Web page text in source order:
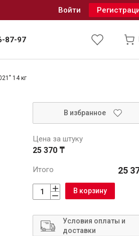
14 кг
В избранное
Цена за штуку
25 370 ₸
Итого 25
В корзину
Условия оплаты и
доставки
Войти
87-97
и водоотведение
Сантехника